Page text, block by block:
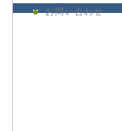
お問い合わせ